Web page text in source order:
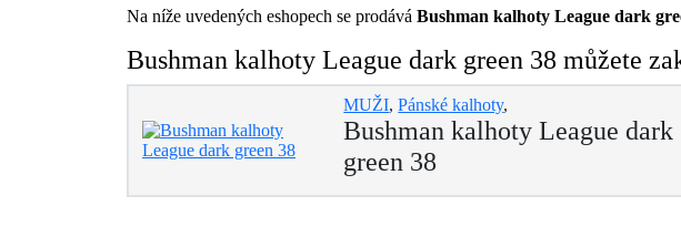
Na níže uvedených eshopech se prodává Bushman kalhoty League dark
Bushman kalhoty League dark green 38 můžete
MUŽI,Pánské kalhoty,
Bushman kalhoty League dark
green 38